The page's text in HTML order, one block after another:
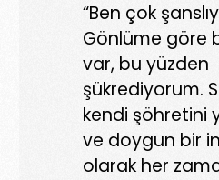
“Ben çok
Gönlüme göre
var, bu yüzden
şükrediyorum.
kendi şöhretini
ve doygun bir
olarak her